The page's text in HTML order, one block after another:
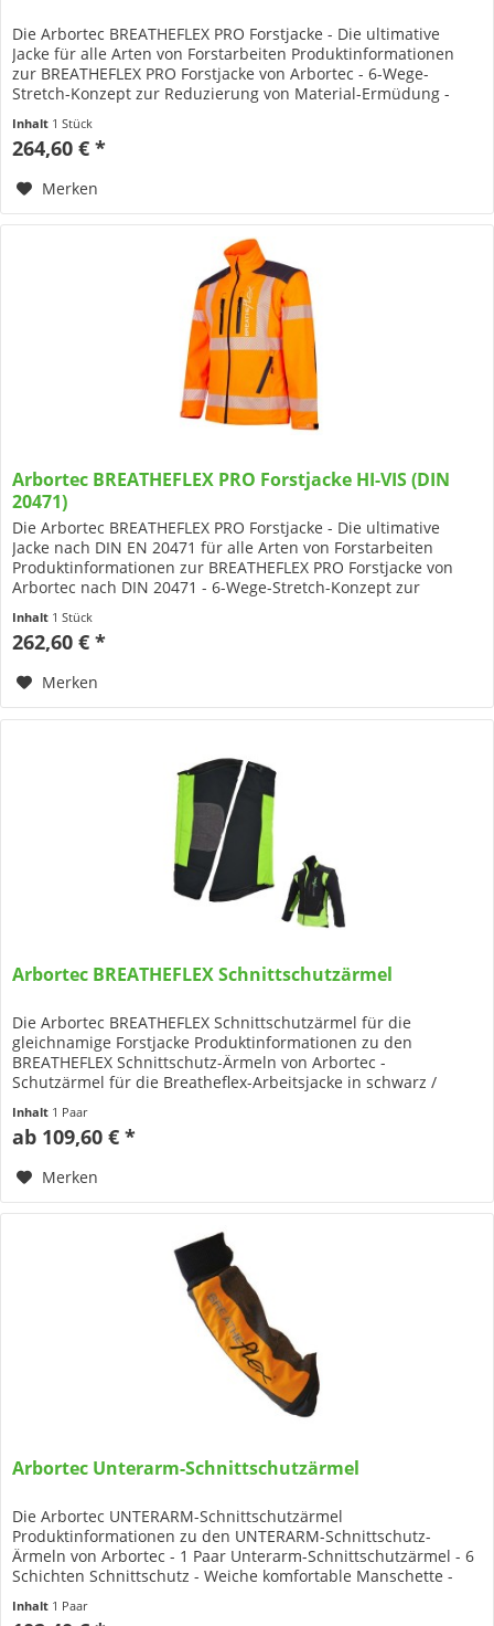
Die Arbortec BREATHEFLEX PRO Forstjacke - Die ultimative
Jacke für alle Arten von Forstarbeiten Produktinformationen
zur BREATHEFLEX PRO Forstjacke von Arbortec - 6-Wege-
Stretch-Konzept zur Reduzierung von Material-Ermüdung -
Inhalt 1 Stück
264,60 € *
Merken
Arbortec BREATHEFLEX PRO Forstjacke HI-VIS (DIN
20471)
Die Arbortec BREATHEFLEX PRO Forstjacke - Die ultimative
Jacke nach DIN EN 20471 für alle Arten von Forstarbeiten
Produktinformationen zur BREATHEFLEX PRO Forstjacke von
Arbortec nach DIN 20471 - 6-Wege-Stretch-Konzept zur
Inhalt 1 Stück
262,60 € *
Merken
Arbortec BREATHEFLEX Schnittschutzärmel
Die Arbortec BREATHEFLEX Schnittschutzärmel für die
gleichnamige Forstjacke Produktinformationen zu den
BREATHEFLEX Schnittschutz-Ärmeln von Arbortec -
Schutzärmel für die Breatheflex-Arbeitsjacke in schwarz /
Inhalt 1 Paar
ab 109,60 € *
Merken
Arbortec Unterarm-Schnittschutzärmel
Die Arbortec UNTERARM-Schnittschutzärmel
Produktinformationen zu den UNTERARM-Schnittschutz-
Ärmeln von Arbortec - 1 Paar Unterarm-Schnittschutzärmel - 6
Schichten Schnittschutz - Weiche komfortable Manschette -
Inhalt 1 Paar